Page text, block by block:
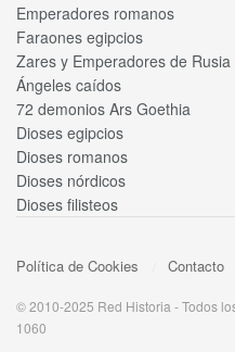
Emperadores romanos
Faraones egipcios
Zares y Emperadores de Rusia
Ángeles caídos
72 demonios Ars Goethia
Dioses egipcios
Dioses romanos
Dioses nórdicos
Dioses filisteos
Política de Cookies Contacto
© 2010-2025 Red Historia - Todos
1060